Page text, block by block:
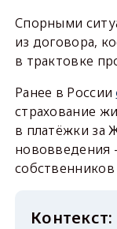
Спорными
из договора,
в трактовке
Ранее в России
страхование
в платёжки за
нововведения